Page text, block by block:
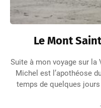
Le Mont
Suite à mon voyage sur la
Michel est l’apothéose
temps de quelques